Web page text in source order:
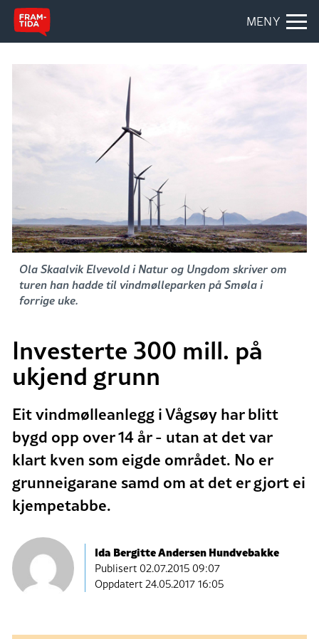
MENY
Ola Skaalvik Elvevold i Natur og Ungdom skriver om
turen han hadde til vindmølleparken på Smøla i
forrige uke.
Investerte 300 mill. på
ukjend grunn
Eit vindmølleanlegg i Vågsøy har blitt
bygd opp over 14 år - utan at det var
klart kven som eigde området. No er
grunneigarane samd om at det er gjort ei
kjempetabbe.
Ida Bergitte Andersen Hundvebakke
Publisert02.07.2015 09:07
Oppdatert 24.05.2017 16:05